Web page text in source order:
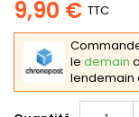
9,90 € TTC
le demain
lendemain